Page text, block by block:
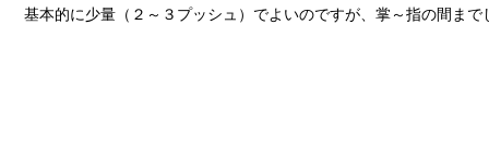
基本的に少量（２～３プッシュ）でよいのですが、掌～指の間まで